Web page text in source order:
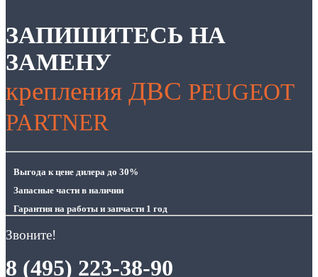
ЗАПИШИТЕСЬ НА
ЗАМЕНУ
крепления ДВС PEUGEOT
PARTNER
Выгода к цене дилера до 30%
Запасные части в наличии
Гарантия на работы и запчасти 1 год
Звоните!
8 (495) 223-38-90